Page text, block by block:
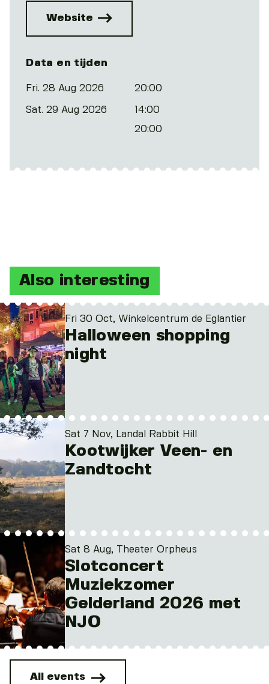
Website
Data en tijden
Fri. 28 Aug 2026 20:00
Sat. 29 Aug 2026 14:00
20:00
Also interesting
Fri 30 Oct, Winkelcentrum de Eglantier
Halloween shopping
night
Sat 7 Nov, Landal Rabbit Hill
Kootwijker Veen- en
Zandtocht
Sat 8 Aug, Theater Orpheus
Slotconcert
Muziekzomer
Gelderland 2026 met
NJO
All events